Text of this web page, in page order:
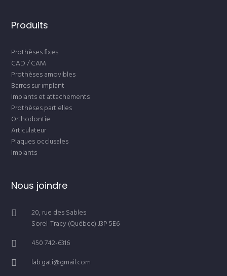
Produits
Prothèses fixes
CAD / CAM
Prothèses amovibles
Barres sur implant
Implants et attachements
Prothèses partielles
Orthodontie
Articulateur
Plaques occlusales
Implants
Nous joindre
20, rue des Sables
Sorel-Tracy (Québec) J3P 5E6
450 742-6316
lab.gati@gmail.com